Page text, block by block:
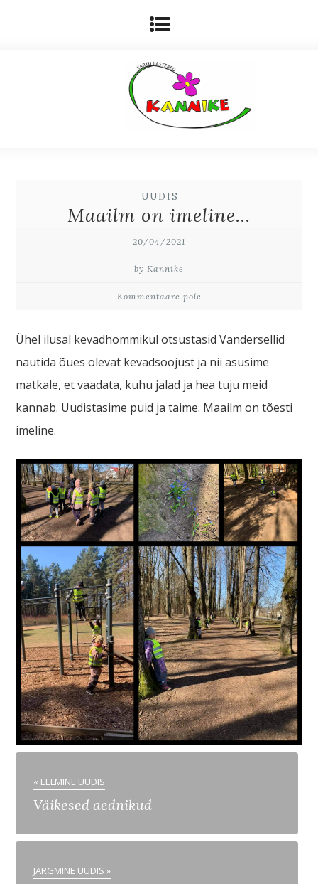
UUDIS
Maailm on imeline…
20/04/2021
by Kannike
Kommentaare pole
Ühel ilusal kevadhommikul otsustasid Vandersellid
nautida õues olevat kevadsoojust ja nii asusime
matkale, et vaadata, kuhu jalad ja hea tuju meid
kannab. Uudistasime puid ja taime. Maailm on tõesti
imeline.
« EELMINE UUDIS
Väikesed aednikud
JÄRGMINE UUDIS »